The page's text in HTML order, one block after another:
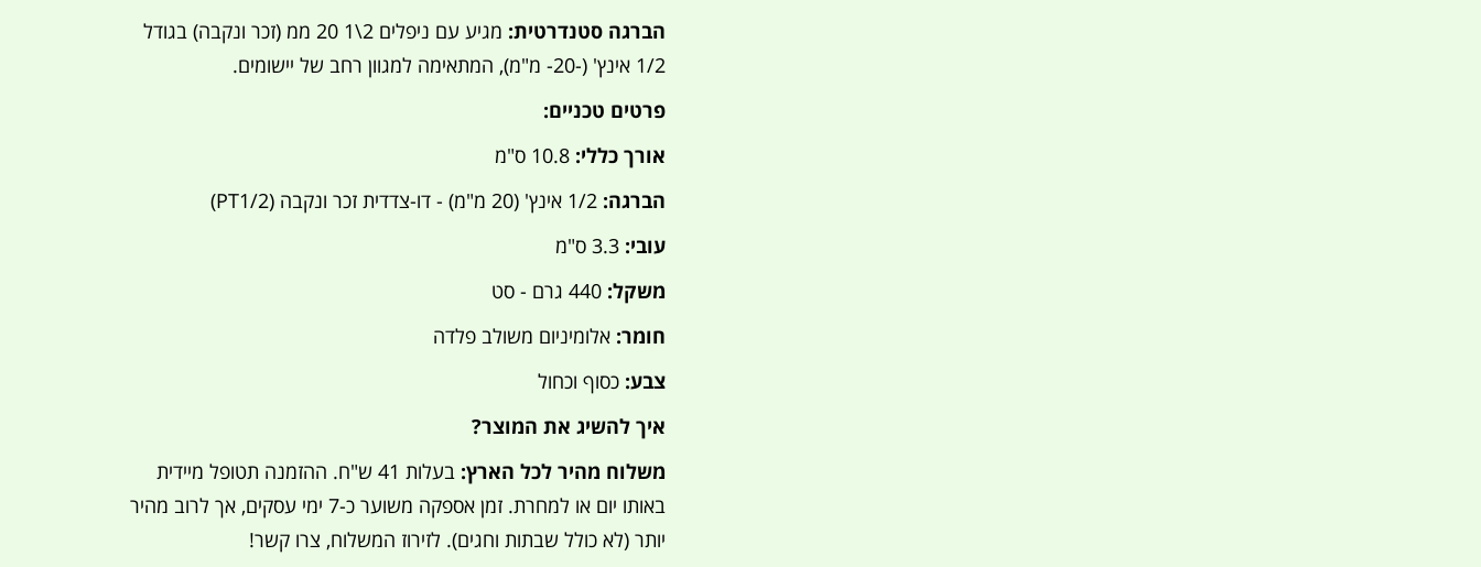
הברגה סטנדרטית:
מגיע עם ניפלים 2\1 20 ממ (זכר ונקבה) בגודל
1/2 אינץ' (-20- מ"מ), המתאימה למגוון רחב של יישומים.
פרטים טכניים:
אורך כללי: 10.8 ס"מ
הברגה: 1/2 אינץ' (20 מ"מ) - דו-צדדית זכר ונקבה (PT1/2)
עובי: 3.3 ס"מ
משקל: 440 גרם - סט
חומר: אלומיניום משולב פלדה
צבע: כסוף וכחול
איך להשיג את המוצר?
משלוח מהיר לכל הארץ:
בעלות 41 ש"ח. ההזמנה תטופל מיידית
באותו יום או למחרת. זמן אספקה משוער כ-7 ימי עסקים, אך לרוב מהיר
יותר (לא כולל שבתות וחגים). לזירוז המשלוח, צרו קשר!